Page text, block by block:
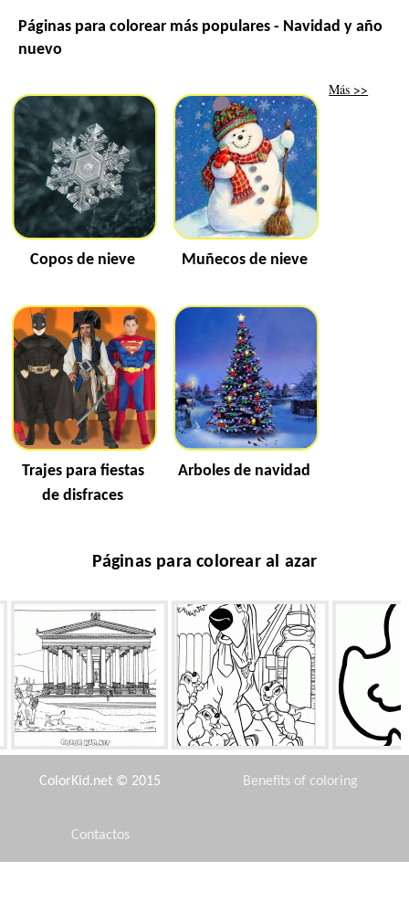
Páginas para colorear más populares - Navidad y año
nuevo
Copos de nieve Muñecos de nieve
Trajes para fiestas
de disfraces
Arboles de navidad
Más >>
Páginas para colorear al azar
Templo de Artemisa Perro grande y cachorros Pollo de
ColorKid.net © 2015 Benefits of coloring
Contactos